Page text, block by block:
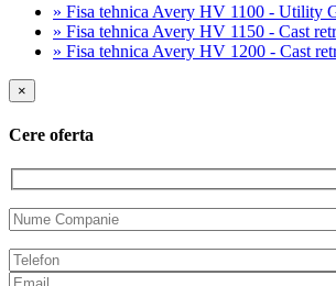
» Fisa tehnica Avery HV 1100 - Utility
» Fisa tehnica Avery HV 1150 - Cast
» Fisa tehnica Avery HV 1200 - Cast
×
Cere oferta